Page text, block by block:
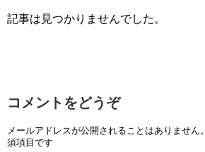
記事は見つかりませんでした。
コメントをどうぞ
メールアドレスが公開されることはありません。
須項目です